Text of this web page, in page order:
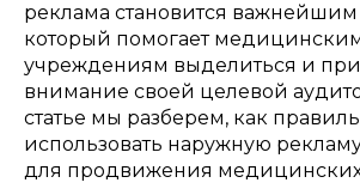
реклама становится
который помогает
учреждениям выделиться и
внимание своей целевой
статье мы разберем, как
использовать наружную
для продвижения медицинских